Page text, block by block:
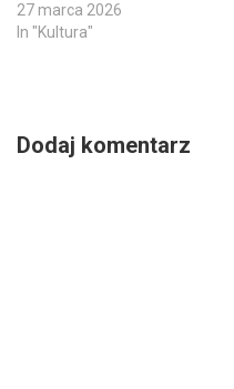
27 marca 2026
In "Kultura"
Dodaj komentarz